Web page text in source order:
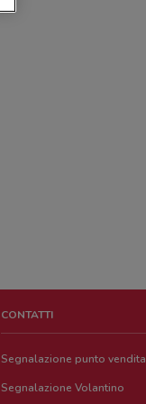
CONTATTI
Segnalazione punto vendita
Segnalazione Volantino